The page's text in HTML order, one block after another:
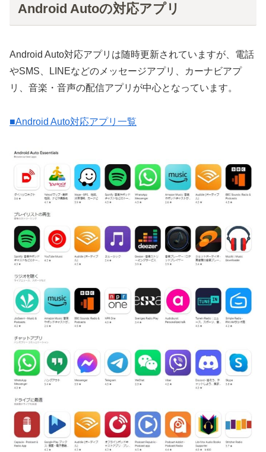
Android Autoの対応アプリ
Android Auto対応アプリは随時更新されていますが、電話
やSMS、LINEなどのメッセージアプリ、カーナビアプ
リ、音楽・音声の配信アプリが中心となっています。
■Android Auto対応アプリ一覧